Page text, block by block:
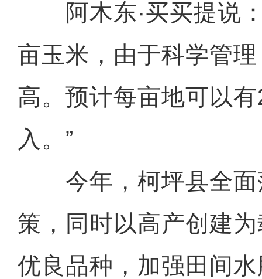
阿木东·买买提说：
亩玉米，由于科学管
高。预计每亩地可以
入。”
今年，柯坪县全面
策，同时以高产创建
优良品种，加强田间